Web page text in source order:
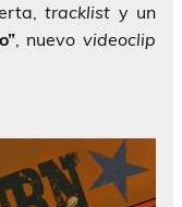
tracklist y un
, nuevovideoclip